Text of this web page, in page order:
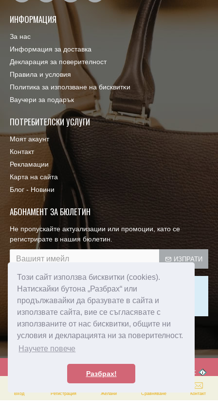
Този сайт използва бисквитки (cookies).
Натискайки бутона „Разбрах“ или
продължавайки да бразувате в сайта и
използвате сайта, вие се съгласявате с
използваните от нас бисквитки, общите ни
условия и декларацията ни за поверителност.
Научете повече
Разбрах!
ИНФОРМАЦИЯ
За нас
Информация за доставка
Декларация за поверителност
Правила и условия
Πoлитика зa изпoлзвaнe нa бисквитĸи
Ваучери за подарък
ПОТРЕБИТЕЛСКИ УСЛУГИ
Моят акаунт
Контакт
Рекламации
Карта на сайта
Блог - Новини
АБОНАМЕНТ ЗА БЮЛЕТИН
Не пропускайте актуализации или промоции, като се
регистрирате в нашия бюлетин.
ИЗПРАТИ
Този сайт е защитен от reCAPTCHA и се прилагат
Политиката за поверителност
Условията за ползване
на Google.
Пoлитика зa изпoлзвaнe нa бисквитки
© 2024 Amorebags.bg - Всички права запазени! - Created by:
Вход Регистрация Желани
0
Сравняване Контакт